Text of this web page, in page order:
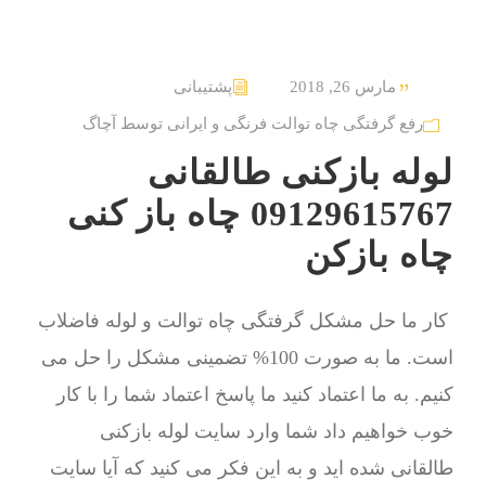
مارس 26, 2018 پشتیبانی
رفع گرفتگی چاه توالت فرنگی و ایرانی توسط آچاگ
لوله بازکنی طالقانی
09129615767 چاه باز کنی
چاه بازکن
کار ما حل مشکل گرفتگی چاه توالت و لوله فاضلاب
است. ما به صورت 100% تضمینی مشکل را حل می
کنیم. به ما اعتماد کنید ما پاسخ اعتماد شما را با کار
خوب خواهیم داد شما وارد سایت لوله بازکنی
طالقانی شده اید و به این فکر می کنید که آیا سایت